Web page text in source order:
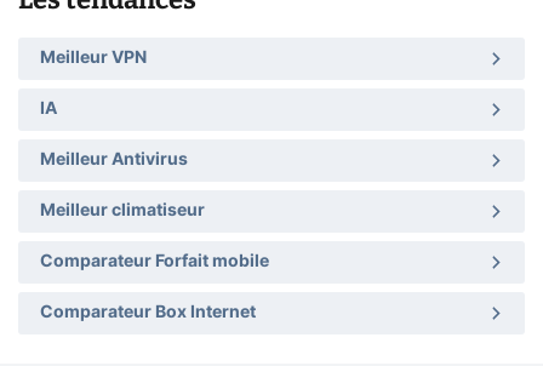
Meilleur VPN
IA
Meilleur Antivirus
Meilleur climatiseur
Comparateur Forfait mobile
Comparateur Box Internet